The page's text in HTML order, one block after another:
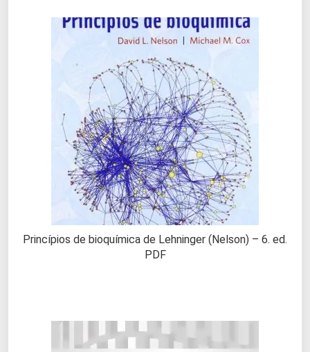
Princípios de bioquímica de Lehninger (Nelson) – 6. ed.
PDF